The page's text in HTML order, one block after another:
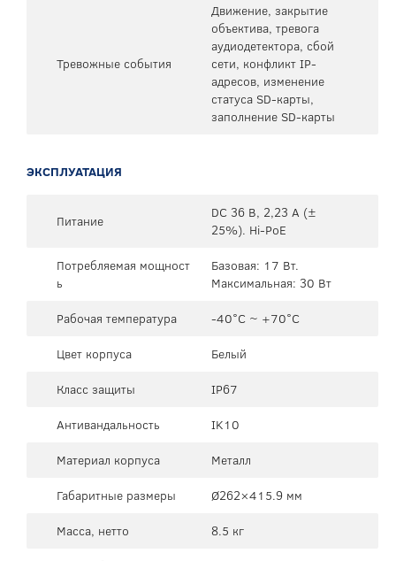
Тревожные события
Движение, закрытие
объектива, тревога
аудиодетектора, сбой
сети, конфликт IP-
адресов, изменение
статуса SD-карты,
заполнение SD-карты
ЭКСПЛУАТАЦИЯ
Питание
DC 36 В, 2,23 А (±
25%). Hi-PoE
Потребляемая мощност
ь
Базовая: 17 Вт.
Максимальная: 30 Вт
Рабочая температура
-40°C ~ +70°C
Цвет корпуса
Белый
Класс защиты
IP67
Антивандальность
IK10
Материал корпуса
Металл
Габаритные размеры
Ø262×415.9 мм
Масса, нетто
8.5 кг